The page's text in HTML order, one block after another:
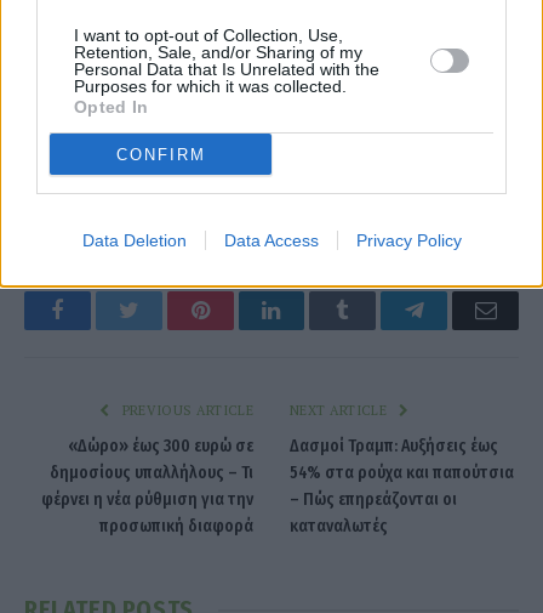
I want to opt-out of Collection, Use,
Retention, Sale, and/or Sharing of my
Personal Data that Is Unrelated with the
Purposes for which it was collected.
Opted In
CONFIRM
Data Deletion Data Access Privacy Policy
Facebook Twitter PinterestLinkedIn Tumblr Telegram
PREVIOUS ARTICLE
«Δώρο» έως 300 ευρώ σε
δημοσίους υπαλλήλους – Τι
φέρνει η νέα ρύθμιση για την
προσωπική διαφορά
NEXT ARTICLE
Δασμοί Τραμπ: Αυξήσεις έως
54% στα ρούχα και παπούτσια
– Πώς επηρεάζονται οι
καταναλωτές